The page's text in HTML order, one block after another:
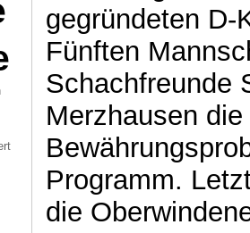
gegründeten D-
Fünften
Schachfreunde
Merzhausen
Programm.
die